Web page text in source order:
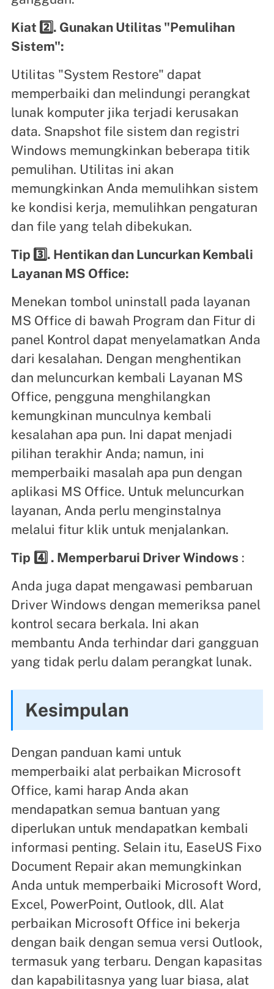
Kiat 2️⃣. Gunakan Utilitas "Pemulihan
Sistem":
Utilitas "System Restore" dapat
memperbaiki dan melindungi perangkat
lunak komputer jika terjadi kerusakan
data. Snapshot file sistem dan registri
Windows memungkinkan beberapa titik
pemulihan. Utilitas ini akan
memungkinkan Anda memulihkan sistem
ke kondisi kerja, memulihkan pengaturan
dan file yang telah dibekukan.
Tip 3️⃣. Hentikan dan Luncurkan Kembali
Layanan MS Office:
Menekan tombol uninstall pada layanan
MS Office di bawah Program dan Fitur di
panel Kontrol dapat menyelamatkan Anda
dari kesalahan. Dengan menghentikan
dan meluncurkan kembali Layanan MS
Office, pengguna menghilangkan
kemungkinan munculnya kembali
kesalahan apa pun. Ini dapat menjadi
pilihan terakhir Anda; namun, ini
memperbaiki masalah apa pun dengan
aplikasi MS Office. Untuk meluncurkan
layanan, Anda perlu menginstalnya
melalui fitur klik untuk menjalankan.
Tip 4️⃣ . Memperbarui Driver Windows :
Anda juga dapat mengawasi pembaruan
Driver Windows dengan memeriksa panel
kontrol secara berkala. Ini akan
membantu Anda terhindar dari gangguan
yang tidak perlu dalam perangkat lunak.
Kesimpulan
Dengan panduan kami untuk
memperbaiki alat perbaikan Microsoft
Office, kami harap Anda akan
mendapatkan semua bantuan yang
diperlukan untuk mendapatkan kembali
informasi penting. Selain itu, EaseUS Fixo
Document Repair akan memungkinkan
Anda untuk memperbaiki Microsoft Word,
Excel, PowerPoint, Outlook, dll. Alat
perbaikan Microsoft Office ini bekerja
dengan baik dengan semua versi Outlook,
termasuk yang terbaru. Dengan kapasitas
dan kapabilitasnya yang luar biasa, alat